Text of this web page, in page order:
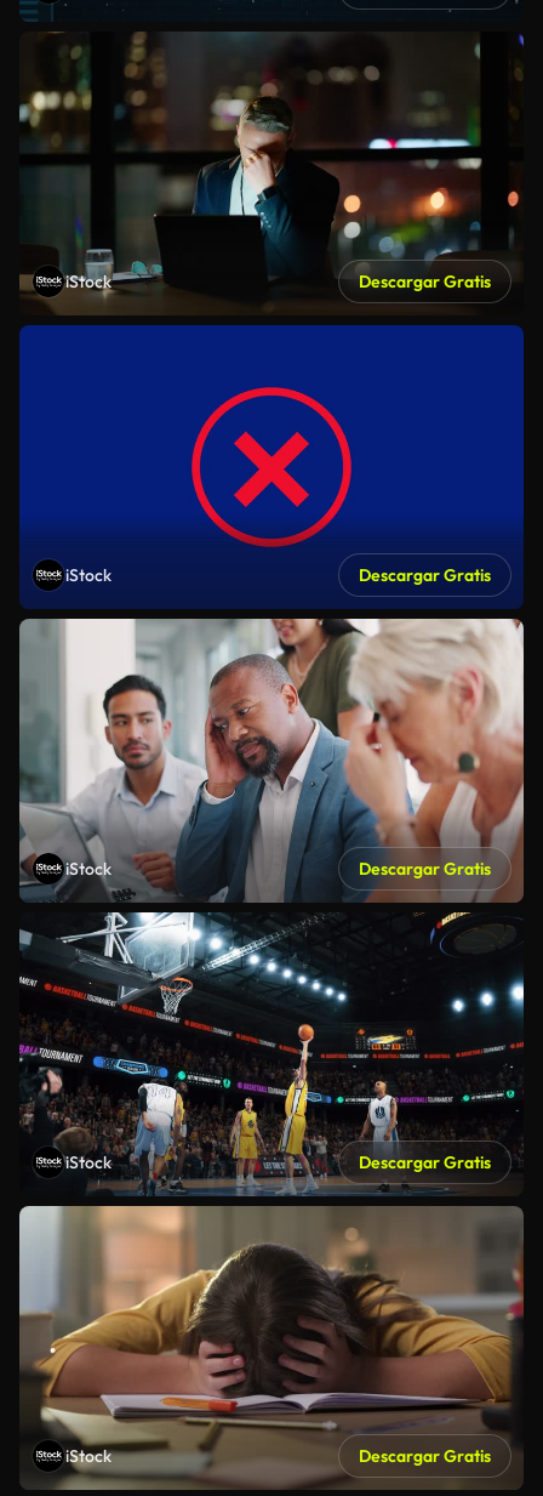
iStock Descargar Gratis
iStock Descargar Gratis
iStock Descargar Gratis
iStock Descargar Gratis
iStock Descargar Gratis